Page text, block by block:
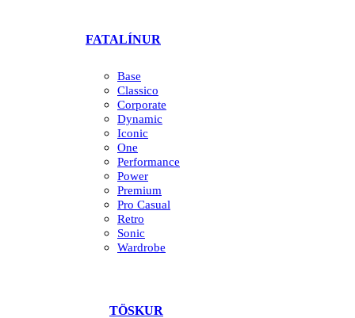
FATALÍNUR
Base
Classico
Corporate
Dynamic
Iconic
One
Performance
Power
Premium
Pro Casual
Retro
Sonic
Wardrobe
TÖSKUR